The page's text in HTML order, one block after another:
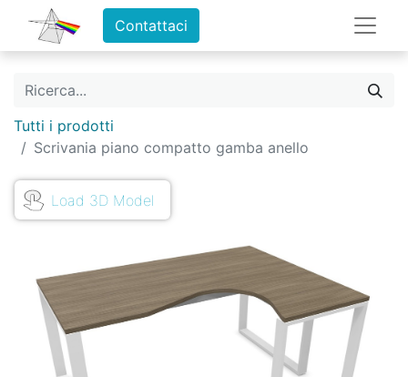
Contattaci
Tutti i prodotti
Scrivania piano compatto gamba anello
Load 3D Model